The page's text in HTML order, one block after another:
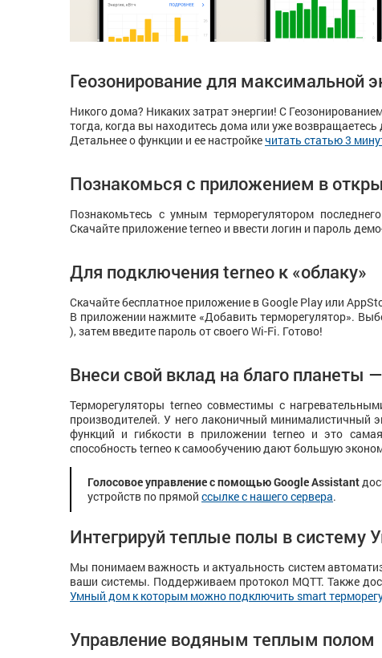
Геозонирование для максимальной
Никого дома? Никаких затрат энергии! С
тогда, когда вы находитесь дома или уже возвращаетесь
Детальнее о функции и ее настройкечитать статью 3
Познакомься с приложением в
Познакомьтесь с умным терморегулятором
Скачайте приложение terneo и ввести логин и пароль
Для подключения terneo к «облаку»
Скачайте бесплатное приложение в Google Play или
В приложении нажмите «Добавить терморегулятор».
), затем введите пароль от своего Wi-Fi. Готово!
Внеси свой вклад на благо
Терморегуляторы terneo совместимы с
производителей. У него лаконичный минималистичный
функций и гибкости в приложении terneo и это
способность terneo к самообучению дают большую
Голосовое управление с помощью Google Assistant
устройств по прямой ссылке с нашего сервера.
Интегрируй теплые полы в систему
Мы понимаем важность и актуальность систем
ваши системы. Поддерживаем протокол MQTT. Также
Умный дом к которым можно подключить smart
Управление водяным теплым полом